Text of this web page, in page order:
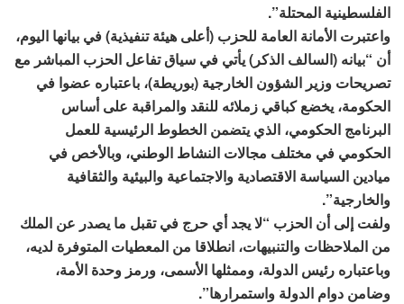
الفلسطينية المحتلة”.
واعتبرت الأمانة العامة للحزب (أعلى هيئة تنفيذية) في بيانها اليوم،
أن “بيانه (السالف الذكر) يأتي في سياق تفاعل الحزب المباشر مع
تصريحات وزير الشؤون الخارجية (بوريطة)، باعتباره عضوا في
الحكومة، يخضع كباقي زملائه للنقد والمراقبة على أساس
البرنامج الحكومي، الذي يتضمن الخطوط الرئيسية للعمل
الحكومي في مختلف مجالات النشاط الوطني، وبالأخص في
ميادين السياسة الاقتصادية والاجتماعية والبيئية والثقافية
والخارجية”.
ولفت إلى أن الحزب “لا يجد أي حرج في تقبل ما يصدر عن الملك
من الملاحظات والتنبيهات، انطلاقا من المعطيات المتوفرة لديه،
وباعتباره رئيس الدولة، وممثلها الأسمى، ورمز وحدة الأمة،
وضامن دوام الدولة واستمرارها”.